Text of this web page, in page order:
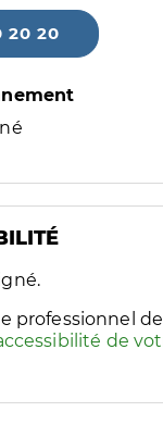
20 20
un ou plusieurs
professionnel
de